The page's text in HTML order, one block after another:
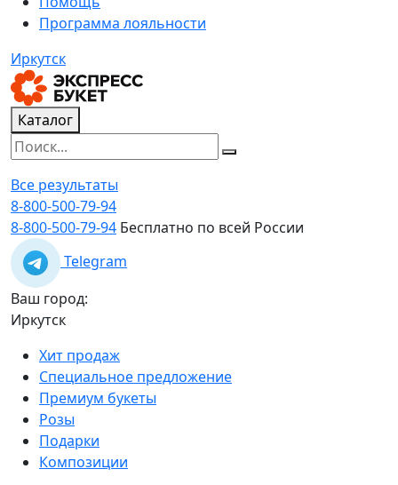
Программа лояльности
Иркутск
Каталог
Все результаты
8-800-500-79-94
8-800-500-79-94 Бесплатно по всей России
Telegram
Ваш город:
Иркутск
Хит продаж
Специальное предложение
Премиум букеты
Розы
Подарки
Композиции